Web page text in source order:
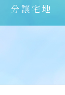
分譲宅地